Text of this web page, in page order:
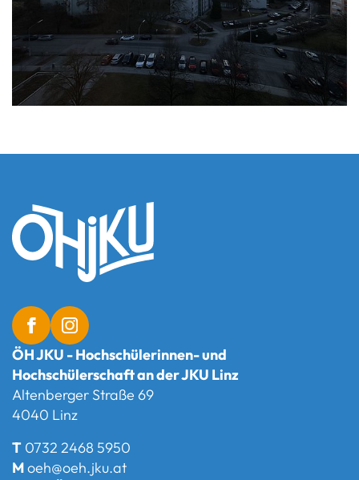
ÖH JKU - Hochschülerinnen- und
Hochschülerschaft an der JKU Linz
Altenberger Straße 69
4040 Linz
T 0732 2468 5950
Moeh@oeh.jku.at